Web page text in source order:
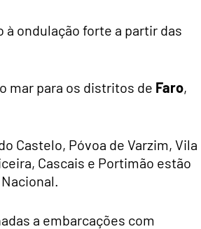
ondulação forte a partir das
mar para os distritos de Faro,
Castelo, Póvoa de Varzim, Vila
Cascais e Portimão estão
a embarcações com